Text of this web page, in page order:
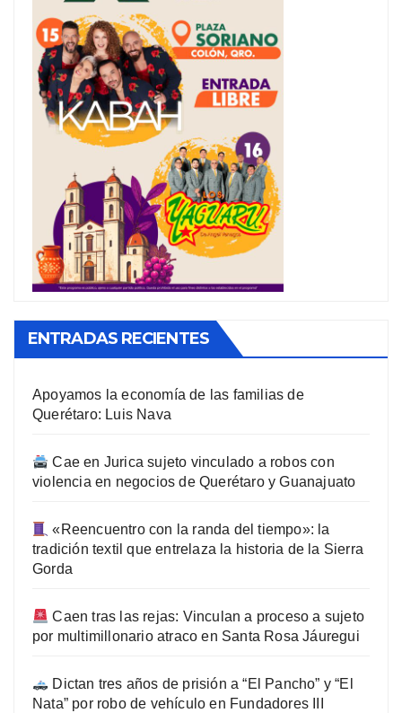
ENTRADAS RECIENTES
Apoyamos la economía de las familias de
Querétaro: Luis Nava
Cae en Jurica sujeto vinculado a robos con
violencia en negocios de Querétaro y Guanajuato
«Reencuentro con la randa del tiempo»: la
tradición textil que entrelaza la historia de la Sierra
Gorda
Caen tras las rejas: Vinculan a proceso a sujeto
por multimillonario atraco en Santa Rosa Jáuregui
Dictan tres años de prisión a “El Pancho” y “El
Nata” por robo de vehículo en Fundadores III